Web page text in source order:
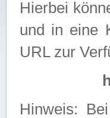
Hierbei
und in eine
URL zur
Hinweis: